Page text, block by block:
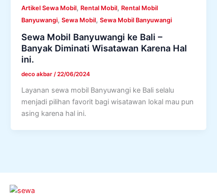
Artikel Sewa Mobil, Rental Mobil, Rental Mobil
Banyuwangi,Sewa Mobil,Sewa Mobil Banyuwangi
Sewa Mobil Banyuwangi ke Bali –
Banyak Diminati Wisatawan Karena Hal
ini.
deco akbar/22/06/2024
Layanan sewa mobil Banyuwangi ke Bali selalu
menjadi pilihan favorit bagi wisatawan lokal mau pun
asing karena hal ini.